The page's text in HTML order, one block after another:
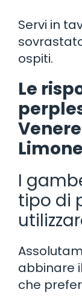
Servi in
ospiti.
Le
Limone
I
tipo di
abbinare
che